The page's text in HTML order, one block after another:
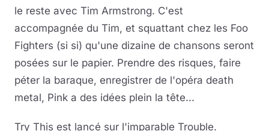
le reste avec Tim Armstrong. C'est
accompagnée du Tim, et squattant chez les Foo
Fighters (si si) qu'une dizaine de chansons seront
posées sur le papier. Prendre des risques, faire
péter la baraque, enregistrer de l'opéra death
metal, Pink a des idées plein la tête...
Try This est lancé sur l'imparable Trouble.